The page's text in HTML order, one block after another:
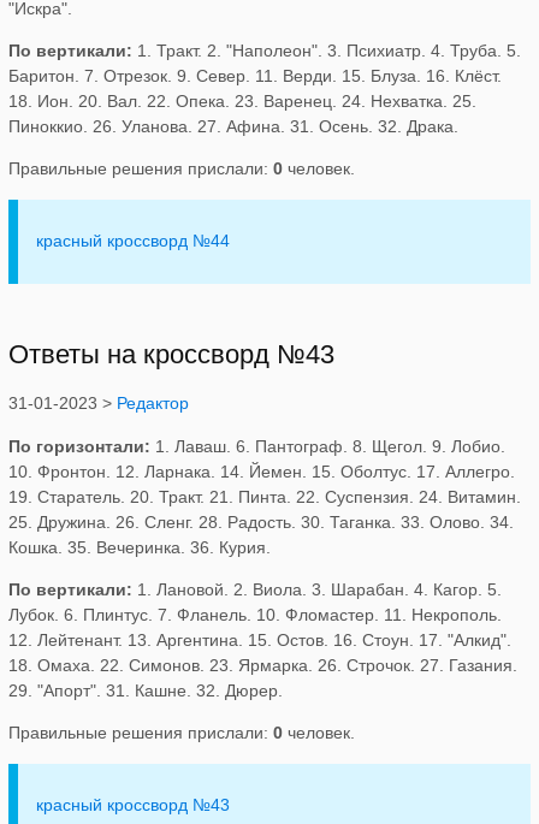
"Искра".
По вертикали: 1. Тракт. 2. "Наполеон". 3. Психиатр. 4. Труба. 5.
Баритон. 7. Отрезок. 9. Север. 11. Верди. 15. Блуза. 16. Клёст.
18. Ион. 20. Вал. 22. Опека. 23. Варенец. 24. Нехватка. 25.
Пиноккио. 26. Уланова. 27. Афина. 31. Осень. 32. Драка.
Правильные решения прислали:0 человек.
красный кроссворд №44
Ответы на кроссворд №43
31-01-2023 > Редактор
По горизонтали: 1. Лаваш. 6. Пантограф. 8. Щегол. 9. Лобио.
10. Фронтон. 12. Ларнака. 14. Йемен. 15. Оболтус. 17. Аллегро.
19. Старатель. 20. Тракт. 21. Пинта. 22. Суспензия. 24. Витамин.
25. Дружина. 26. Сленг. 28. Радость. 30. Таганка. 33. Олово. 34.
Кошка. 35. Вечеринка. 36. Курия.
По вертикали: 1. Лановой. 2. Виола. 3. Шарабан. 4. Кагор. 5.
Лубок. 6. Плинтус. 7. Фланель. 10. Фломастер. 11. Некрополь.
12. Лейтенант. 13. Аргентина. 15. Остов. 16. Стоун. 17. "Алкид".
18. Омаха. 22. Симонов. 23. Ярмарка. 26. Строчок. 27. Газания.
29. "Апорт". 31. Кашне. 32. Дюрер.
Правильные решения прислали:0 человек.
красный кроссворд №43